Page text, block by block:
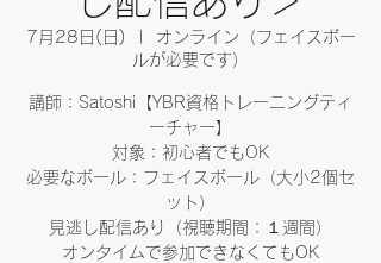
7月28日(日)
オンライン（フェイスボー
ルが必要です）
講師：Satoshi【YBR資格トレーニングティ
ーチャー】
対象：初心者でもOK
必要なボール：フェイスボール（大小2個セ
ット）
見逃し配信あり（視聴期間：１週間）
オンタイムで参加できなくてもOK